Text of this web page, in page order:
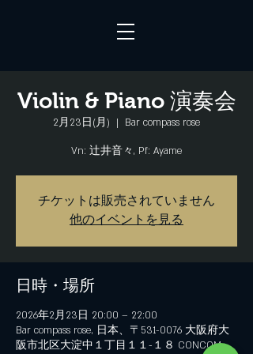
Violin & Piano 演奏会
2月23日(月)
  |
Bar compass rose
Vn: 辻井音々, Pf: Ayame
チケットは販売されていません
他のイベントを見る
日時・場所
2026年2月23日 20:00 – 22:00
Bar compass rose, 日本、〒531-0076 大阪府大
阪市北区大淀中１丁目１１−１８ CONCOM